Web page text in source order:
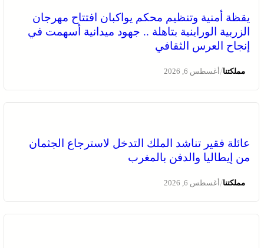
يقظة أمنية وتنظيم محكم يواكبان افتتاح مهرجان
الزربية الوراينية بتاهلة .. جهود ميدانية أسهمت في
إنجاح العرس الثقافي
مملكتنا/أغسطس 6, 2026
عائلة فقير تناشد الملك التدخل لاسترجاع الجثمان
من إيطاليا والدفن بالمغرب
مملكتنا/أغسطس 6, 2026